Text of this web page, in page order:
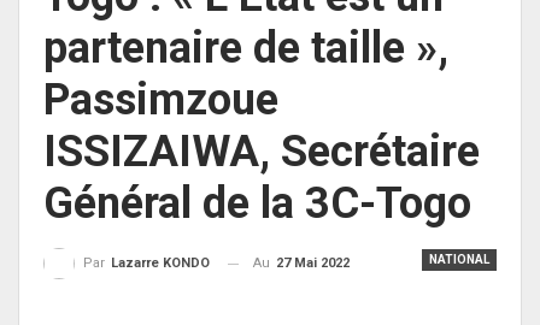
partenaire de taille »,
Passimzoue
ISSIZAIWA, Secrétaire
Général de la 3C-Togo
NATIONAL
Par Lazarre KONDO Au 27 Mai 2022